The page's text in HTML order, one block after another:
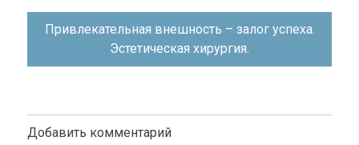
Привлекательная внешность – залог успеха.
Эстетическая хирургия.
Добавить комментарий